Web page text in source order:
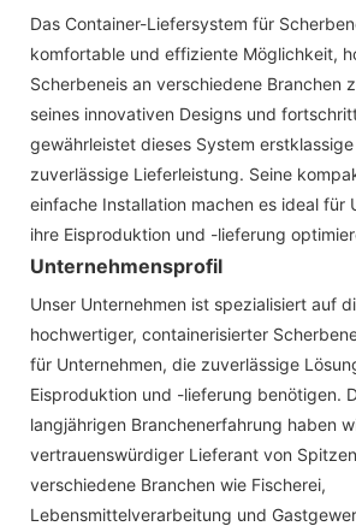
Das Container-Liefersystem für
komfortable und effiziente Möglichkeit,
Scherbeneis an verschiedene Branchen
seines innovativen Designs und
gewährleistet dieses System
zuverlässige Lieferleistung. Seine
einfache Installation machen es ideal für
ihre Eisproduktion und -lieferung
Unternehmensprofil
Unser Unternehmen ist spezialisiert auf
hochwertiger, containerisierter
für Unternehmen, die zuverlässige
Eisproduktion und -lieferung benötigen.
langjährigen Branchenerfahrung haben
vertrauenswürdiger Lieferant von
verschiedene Branchen wie Fischerei,
Lebensmittelverarbeitung und